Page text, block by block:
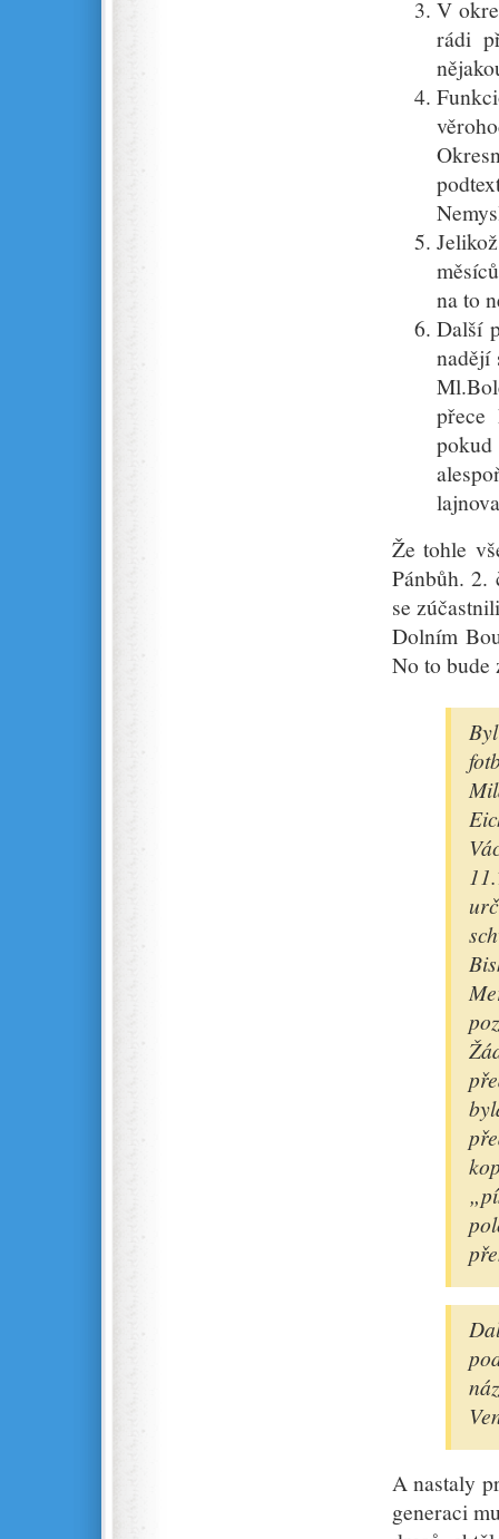
V
rádi
na to
Další
nadějí
Že tohle
Pánbůh. 2.
se
Dolním
No to bude
A nastaly
generaci